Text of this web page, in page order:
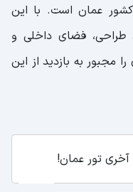
عمان است. با این
طراحی، فضای داخلی و
مجبور به بازدید از این
تور عمان!